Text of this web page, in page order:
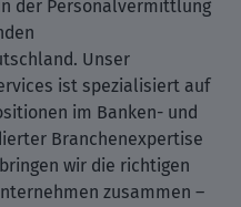
der Personalvermittlung
Unser
ist spezialisiert auf
im Banken- und
Branchenexpertise
wir die richtigen
zusammen –